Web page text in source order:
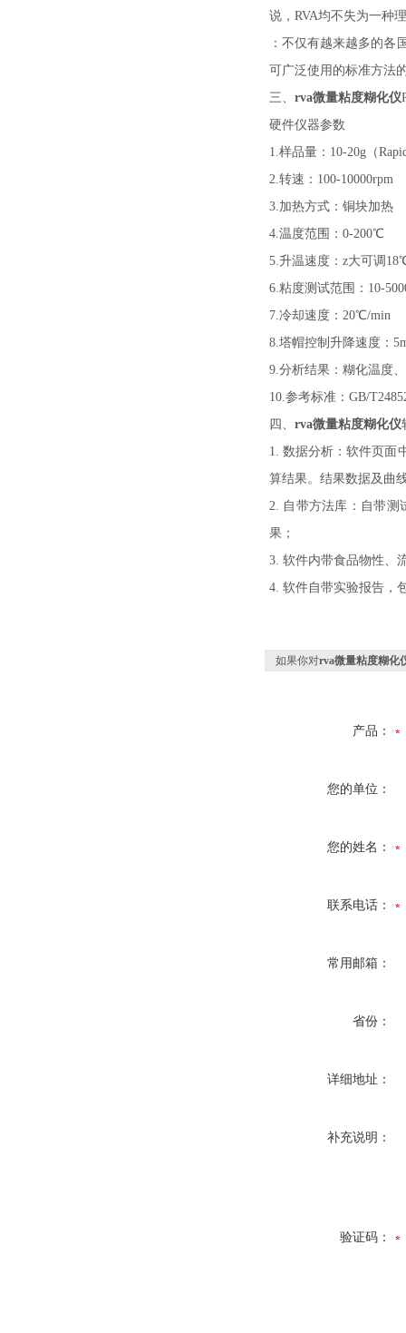
说，RVA均不失为一种
：不仅有越来越多的各
可广泛使用的标准方法
三、 rva微量粘度糊化仪
硬件仪器参数
1.样品量：10-20g（
2.转速：100-10000rpm
3.加热方式：铜块加热
4.温度范围：0-200℃
5.升温速度： z大可调
6.粘度测试范围：10-
7.冷却速度： 20℃/min
8.塔帽控制升降速度：
9.分析结果：糊化温度
10.参考标准：GB/
四、 rva微量粘度糊化仪
1. 数据分析：软件页面
算结果。结果数据及曲
2. 自带方法库：自带测
果；
3. 软件内带食品物性、
4. 软件自带实验报告，
如果你对rva微量粘度糊化
产品：
您的单位：
您的姓名：
联系电话：
常用邮箱：
省份：
详细地址：
补充说明：
验证码：